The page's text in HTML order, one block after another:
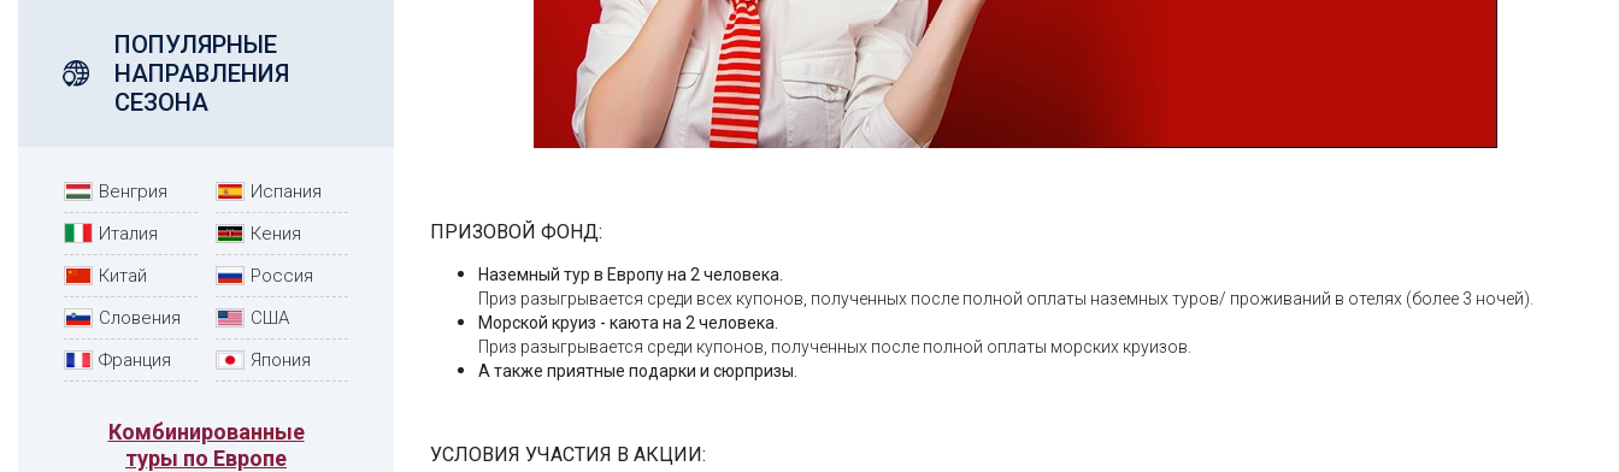
ПОПУЛЯРНЫЕ
НАПРАВЛЕНИЯ
СЕЗОНА
Венгрия
Испания
Италия
Кения
Китай
Россия
Словения
США
Франция
Япония
Комбинированные
туры по Европе
ПРИЗОВОЙ ФОНД:
Наземный тур в Европу на 2 человека.
Приз разыгрывается среди всех купонов, полученных после полной оплаты наземных туров/ проживаний в отелях (более 3 ночей).
Морской круиз - каюта на 2 человека.
Приз разыгрывается среди купонов, полученных после полной оплаты морских круизов.
А также приятные подарки и сюрпризы.
УСЛОВИЯ УЧАСТИЯ В АКЦИИ: